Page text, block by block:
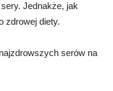
Jednakże, jak
zdrowej diety.
serów na